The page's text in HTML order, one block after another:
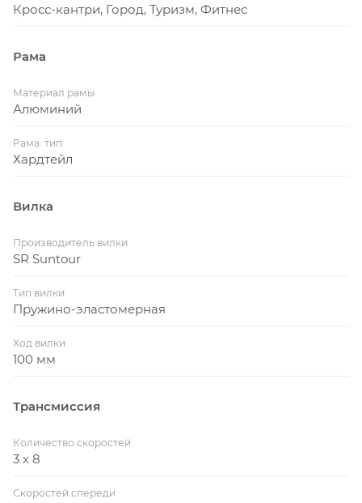
Кросс-кантри, Город, Туризм, Фитнес
Рама
Материал рамы
Алюминий
Рама: тип
Хардтейл
Вилка
Производитель вилки
SR Suntour
Тип вилки
Пружино-эластомерная
Ход вилки
100 мм
Трансмиссия
Количество скоростей
3 x 8
Скоростей спереди